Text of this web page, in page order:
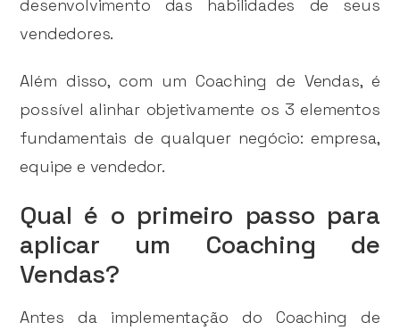
desenvolvimento das habilidades de seus
vendedores.
Além disso, com um Coaching de Vendas, é
possível alinhar objetivamente os 3 elementos
fundamentais de qualquer negócio: empresa,
equipe e vendedor.
Qual é o primeiro passo para
aplicar um Coaching de
Vendas?
Antes da implementação do Coaching de